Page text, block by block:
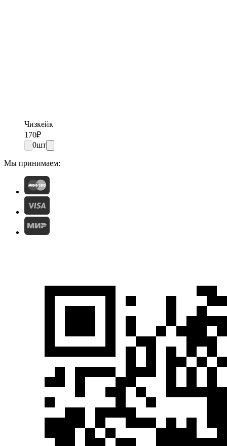
Чизкейк
170₽
0шт
Мы принимаем: